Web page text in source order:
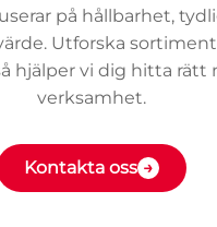
på hållbarhet,
Utforska
hjälper vi dig hitta rätt
verksamhet.
Kontakta oss